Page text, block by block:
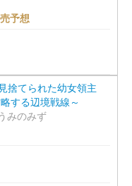
予想
捨てられた幼女領主
する辺境戦線～
みのみず